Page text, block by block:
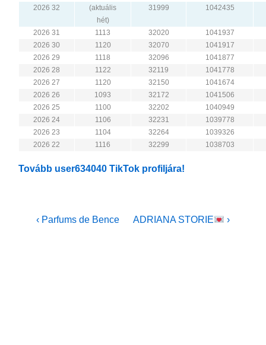
2026 32
(aktuális
hét)
31999 1042435
2026 31 1113 32020
1041937
2026 30
1120 32070
1041917
2026 29
1118 32096
1041877
2026 28
1122 32119
1041778
2026 27
1120 32150
1041674
2026 26
1093 32172
1041506
2026 25
1100 32202
1040949
2026 24
1106 32231
1039778
2026 23
1104 32264
1039326
2026 22
1116 32299 1038703
Tovább user634040 TikTok profiljára!
Bejegyzés
Previous
‹ Parfums de Bence
Next
ADRIANA STORIE ›